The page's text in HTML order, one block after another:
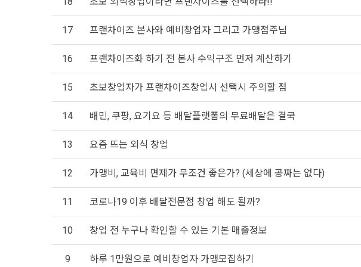
17 프랜차이즈 본사와 예비창업자 그리고 가맹점주님
16 프랜차이즈화 하기 전 본사 수익구조 먼저 계산하기
15 초보창업자가 프랜차이즈창업시 선택시 주의할 점
14 배민, 쿠팡, 요기요 등 배달플랫폼의 무료배달은 결국
13 요즘 뜨는 외식 창업
12 가맹비, 교육비 면제가 무조건 좋은가? (세상에 공짜는 없다)
11 코로나19 이후 배달전문점 창업 해도 될까?
10 창업 전 누구나 확인할 수 있는 기본 매출정보
9 하루 1만원으로 예비창업자 가맹모집하기